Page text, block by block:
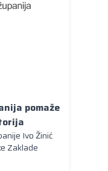
pomaže
Ivo Žinić
Zaklade